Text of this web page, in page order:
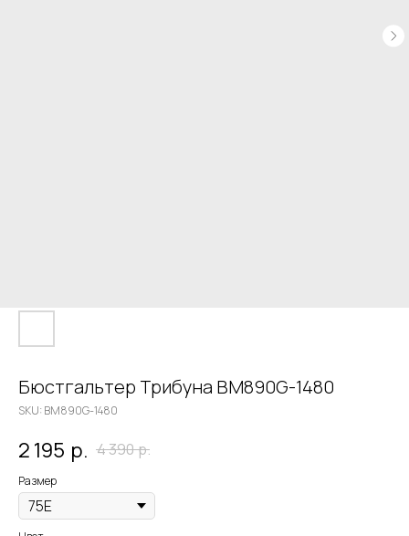
Бюстгальтер Трибуна BM890G-1480
SKU: BM890G-1480
2 195 р. 4 390р.
Размер